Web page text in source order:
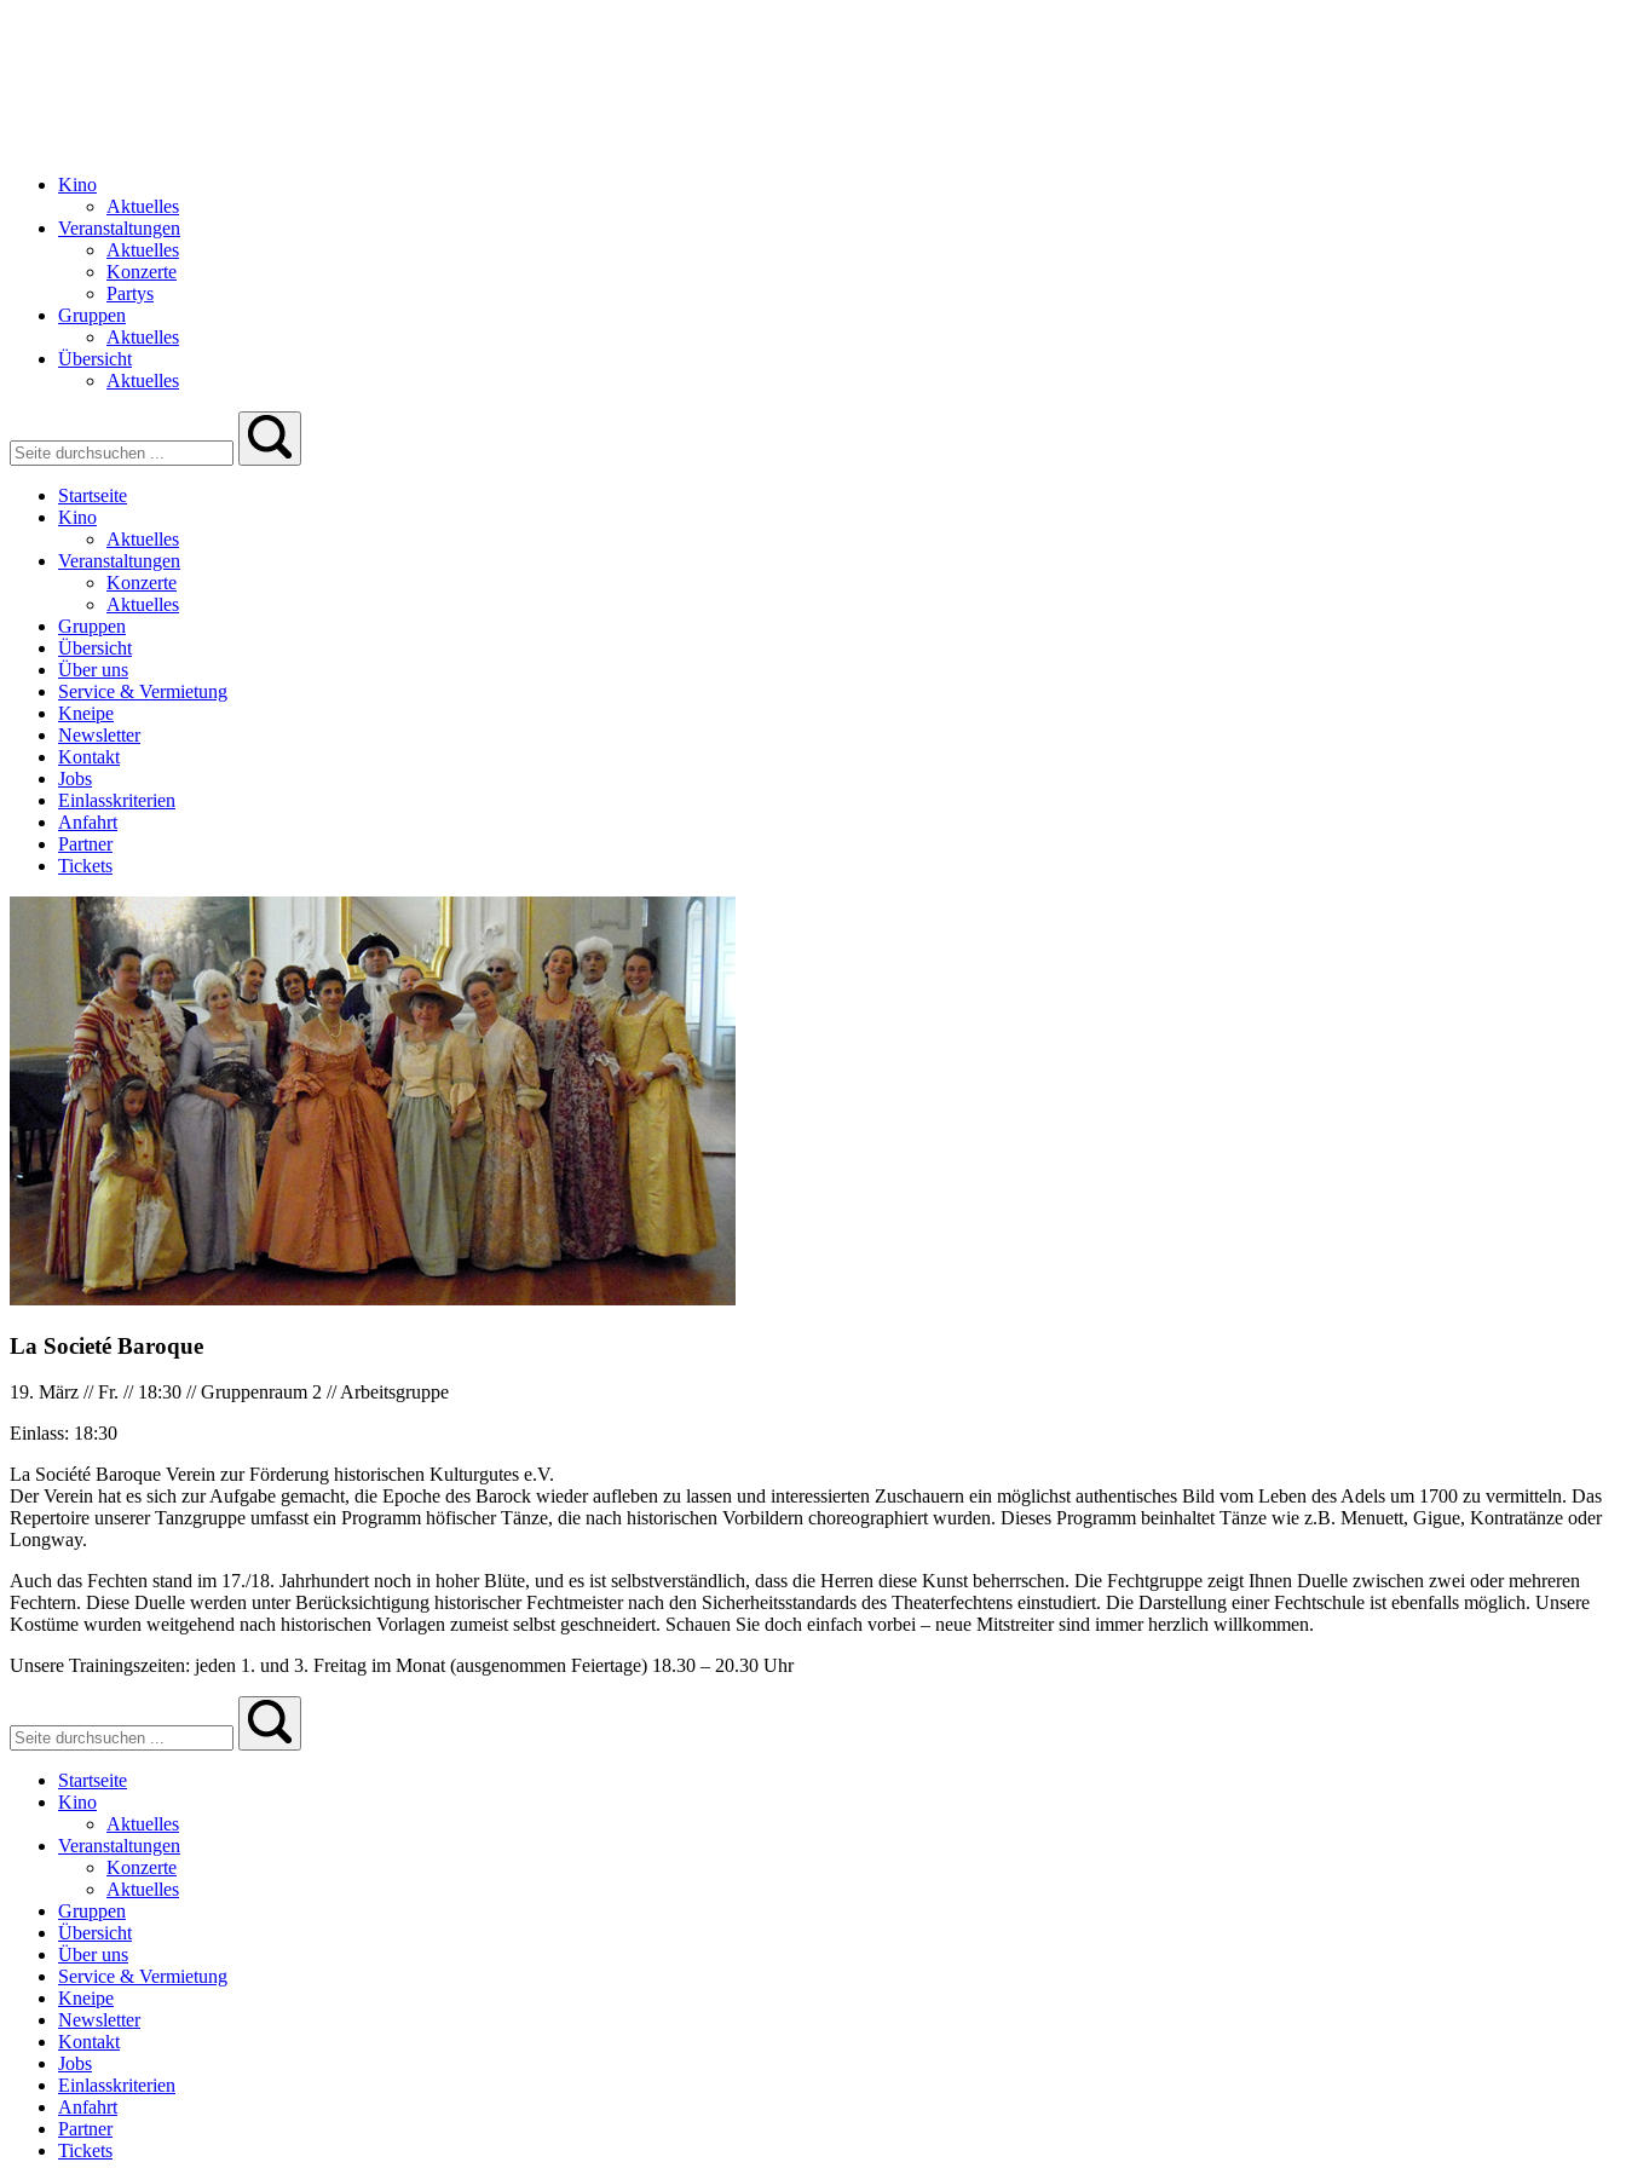
Kino
Aktuelles
Veranstaltungen
Aktuelles
Konzerte
Partys
Gruppen
Aktuelles
Übersicht
Aktuelles
Startseite
Kino
Aktuelles
Veranstaltungen
Konzerte
Aktuelles
Gruppen
Übersicht
Über uns
Service & Vermietung
Kneipe
Newsletter
Kontakt
Jobs
Einlasskriterien
Anfahrt
Partner
Tickets
La Societé Baroque
19. März //Fr. // 18:30 //Gruppenraum 2 //Arbeitsgruppe
Einlass: 18:30
La Société Baroque Verein zur Förderung historischen Kulturgutes e.V.
Der Verein hat es sich zur Aufgabe gemacht, die Epoche des Barock wieder aufleben zu lassen und interessierten Zuschauern ein möglichst authentisches Bild vom Leben des Adels um 1700 zu vermitteln. Das
Repertoire unserer Tanzgruppe umfasst ein Programm höfischer Tänze, die nach historischen Vorbildern choreographiert wurden. Dieses Programm beinhaltet Tänze wie z.B. Menuett, Gigue, Kontratänze oder
Longway.
Auch das Fechten stand im 17./18. Jahrhundert noch in hoher Blüte, und es ist selbstverständlich, dass die Herren diese Kunst beherrschen. Die Fechtgruppe zeigt Ihnen Duelle zwischen zwei oder mehreren
Fechtern. Diese Duelle werden unter Berücksichtigung historischer Fechtmeister nach den Sicherheitsstandards des Theaterfechtens einstudiert. Die Darstellung einer Fechtschule ist ebenfalls möglich. Unsere
Kostüme wurden weitgehend nach historischen Vorlagen zumeist selbst geschneidert. Schauen Sie doch einfach vorbei – neue Mitstreiter sind immer herzlich willkommen.
Unsere Trainingszeiten: jeden 1. und 3. Freitag im Monat (ausgenommen Feiertage) 18.30 – 20.30 Uhr
Startseite
Kino
Aktuelles
Veranstaltungen
Konzerte
Aktuelles
Gruppen
Übersicht
Über uns
Service & Vermietung
Kneipe
Newsletter
Kontakt
Jobs
Einlasskriterien
Anfahrt
Partner
Tickets